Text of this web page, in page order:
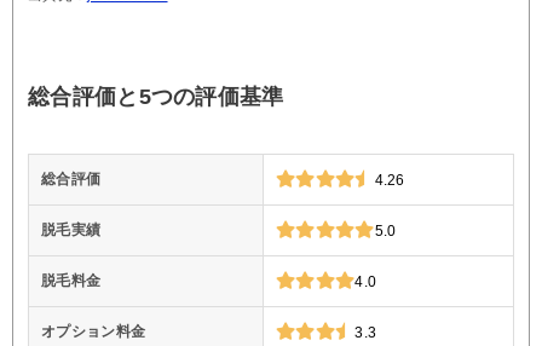
総合評価と5つの評価基準
総合評価 4.26
脱毛実績 5.0
脱毛料金 4.0
オプション料金 3.3